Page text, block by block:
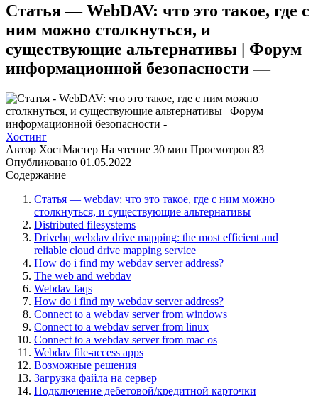
Статья — WebDAV: что это такое, где с
ним можно столкнуться, и
существующие альтернативы | Форум
информационной безопасности —
Хостинг
Автор ХостМастер На чтение 30 мин Просмотров 83
Опубликовано 01.05.2022
Содержание
Статья — webdav: что это такое, где с ним можно
столкнуться, и существующие альтернативы
Distributed filesystems
Drivehq webdav drive mapping: the most efficient and
reliable cloud drive mapping service
How do i find my webdav server address?
The web and webdav
Webdav faqs
How do i find my webdav server address?
Connect to a webdav server from windows
Connect to a webdav server from linux
Connect to a webdav server from mac os
Webdav file-access apps
Возможные решения
Загрузка файла на сервер
Подключение дебетовой/кредитной карточки